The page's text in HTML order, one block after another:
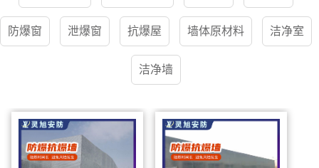
防爆窗 泄爆窗 抗爆屋 墙体原材料 洁净室
洁净墙